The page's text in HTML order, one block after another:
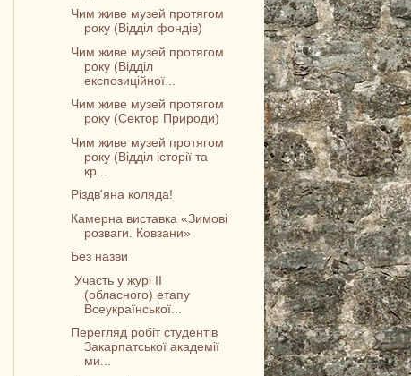
Чим живе музей протягом
року (Відділ фондів)
Чим живе музей протягом
року (Відділ
експозиційної...
Чим живе музей протягом
року (Сектор Природи)
Чим живе музей протягом
року (Відділ історії та
кр...
Різдв'яна коляда!
Камерна виставка «Зимові
розваги. Ковзани»
Без назви
Участь у журі ІІ
(обласного) етапу
Всеукраїнської...
Перегляд робіт студентів
Закарпатської академії
ми...